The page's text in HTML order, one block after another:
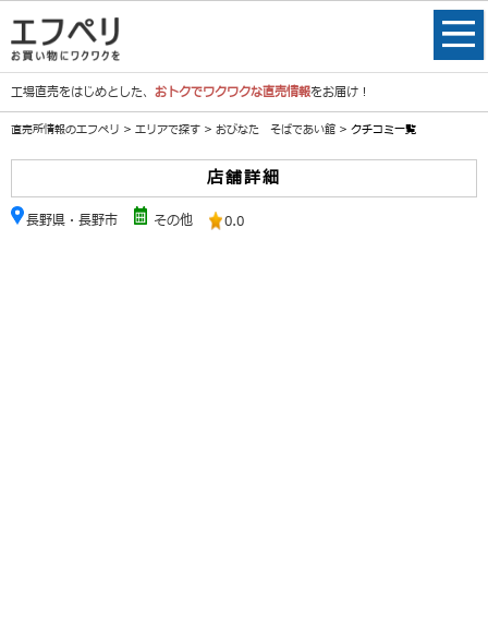
工場直売をはじめとした、 おトクでワクワクな直売情報をお届け！
直売所情報のエフペリ > エリアで探す > おびなた そばであい館 > クチコミ一覧
店舗詳細
長野県・長野市 その他 0.0